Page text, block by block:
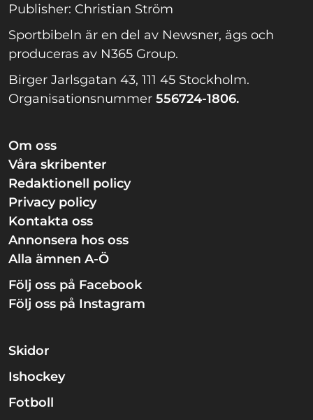
Publisher: Christian Ström
Sportbibeln är en del av Newsner, ägs och
produceras av N365 Group.
Birger Jarlsgatan 43, 111 45 Stockholm.
Organisationsnummer 556724-1806.
Om oss
Våra skribenter
Redaktionell policy
Privacy policy
Kontakta oss
Annonsera hos oss
Alla ämnen A-Ö
Följ oss på Facebook
Följ oss på Instagram
Skidor
Ishockey
Fotboll